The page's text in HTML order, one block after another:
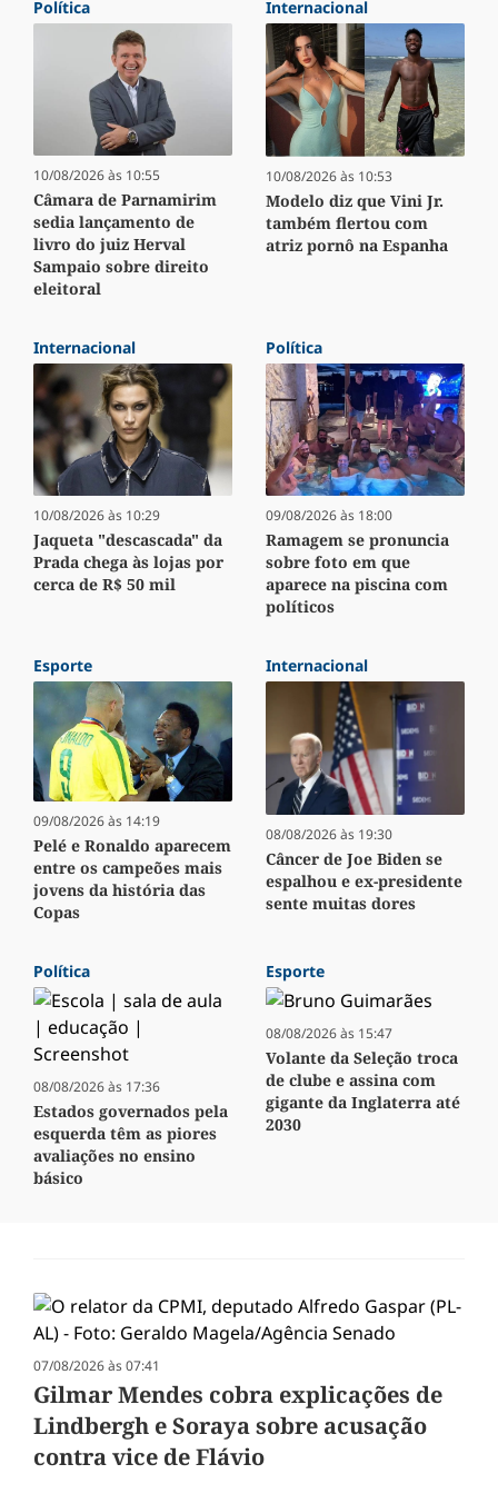
Política
10/08/2026 às 10:55
Câmara de Parnamirim
sedia lançamento de
livro do juiz Herval
Sampaio sobre direito
eleitoral
Internacional
10/08/2026 às 10:53
Modelo diz que Vini Jr.
também flertou com
atriz pornô na Espanha
Internacional
10/08/2026 às 10:29
Jaqueta "descascada" da
Prada chega às lojas por
cerca de R$ 50 mil
Política
09/08/2026 às 18:00
Ramagem se pronuncia
sobre foto em que
aparece na piscina com
políticos
Esporte
09/08/2026 às 14:19
Pelé e Ronaldo aparecem
entre os campeões mais
jovens da história das
Copas
Internacional
08/08/2026 às 19:30
Câncer de Joe Biden se
espalhou e ex-presidente
sente muitas dores
Política
08/08/2026 às 17:36
Estados governados pela
esquerda têm as piores
avaliações no ensino
básico
Esporte
08/08/2026 às 15:47
Volante da Seleção troca
de clube e assina com
gigante da Inglaterra até
2030
07/08/2026 às 07:41
Gilmar Mendes cobra explicações de
Lindbergh e Soraya sobre acusação
contra vice de Flávio